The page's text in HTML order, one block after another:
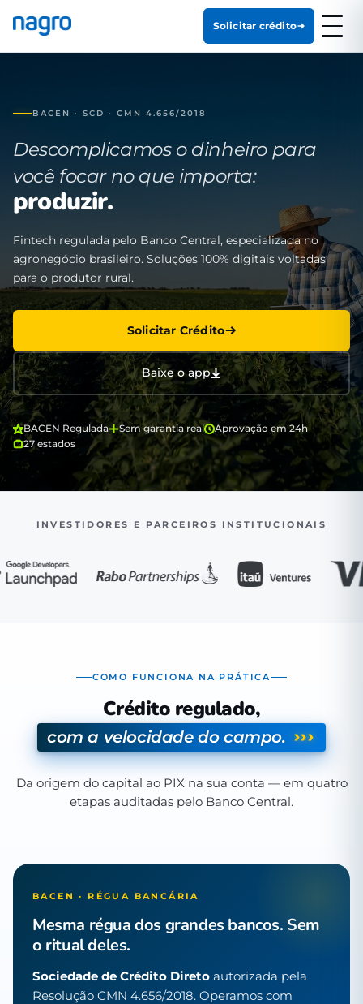
Solicitar crédito
BACEN · SCD · CMN 4.656/2018
Descomplicamos o dinheiro para
você focar no que importa:
produzir.
Fintech regulada pelo Banco Central, especializada no
agronegócio brasileiro. Soluções 100% digitais voltadas
para o produtor rural.
Solicitar Crédito
Baixe o app
BACEN Regulada Sem garantia real
Aprovação em 24h
27 estados
INVESTIDORES E PARCEIROS INSTITUCIONAIS
COMO FUNCIONA NA PRÁTICA
Crédito regulado,
com a velocidade do campo. ›››
Da origem do capital ao PIX na sua conta — em quatro
etapas auditadas pelo Banco Central.
BACEN · RÉGUA BANCÁRIA
Mesma régua dos grandes bancos. Sem
o ritual deles.
Sociedade de Crédito Direto autorizada pela
Resolução CMN 4.656/2018. Operamos com